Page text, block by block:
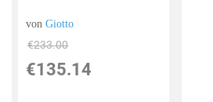
vonGiotto
€233.00
€135.14